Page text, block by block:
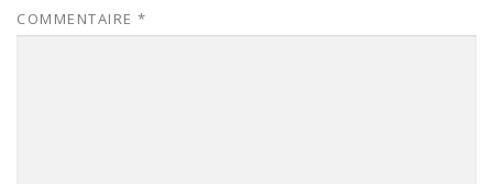
COMMENTAIRE *